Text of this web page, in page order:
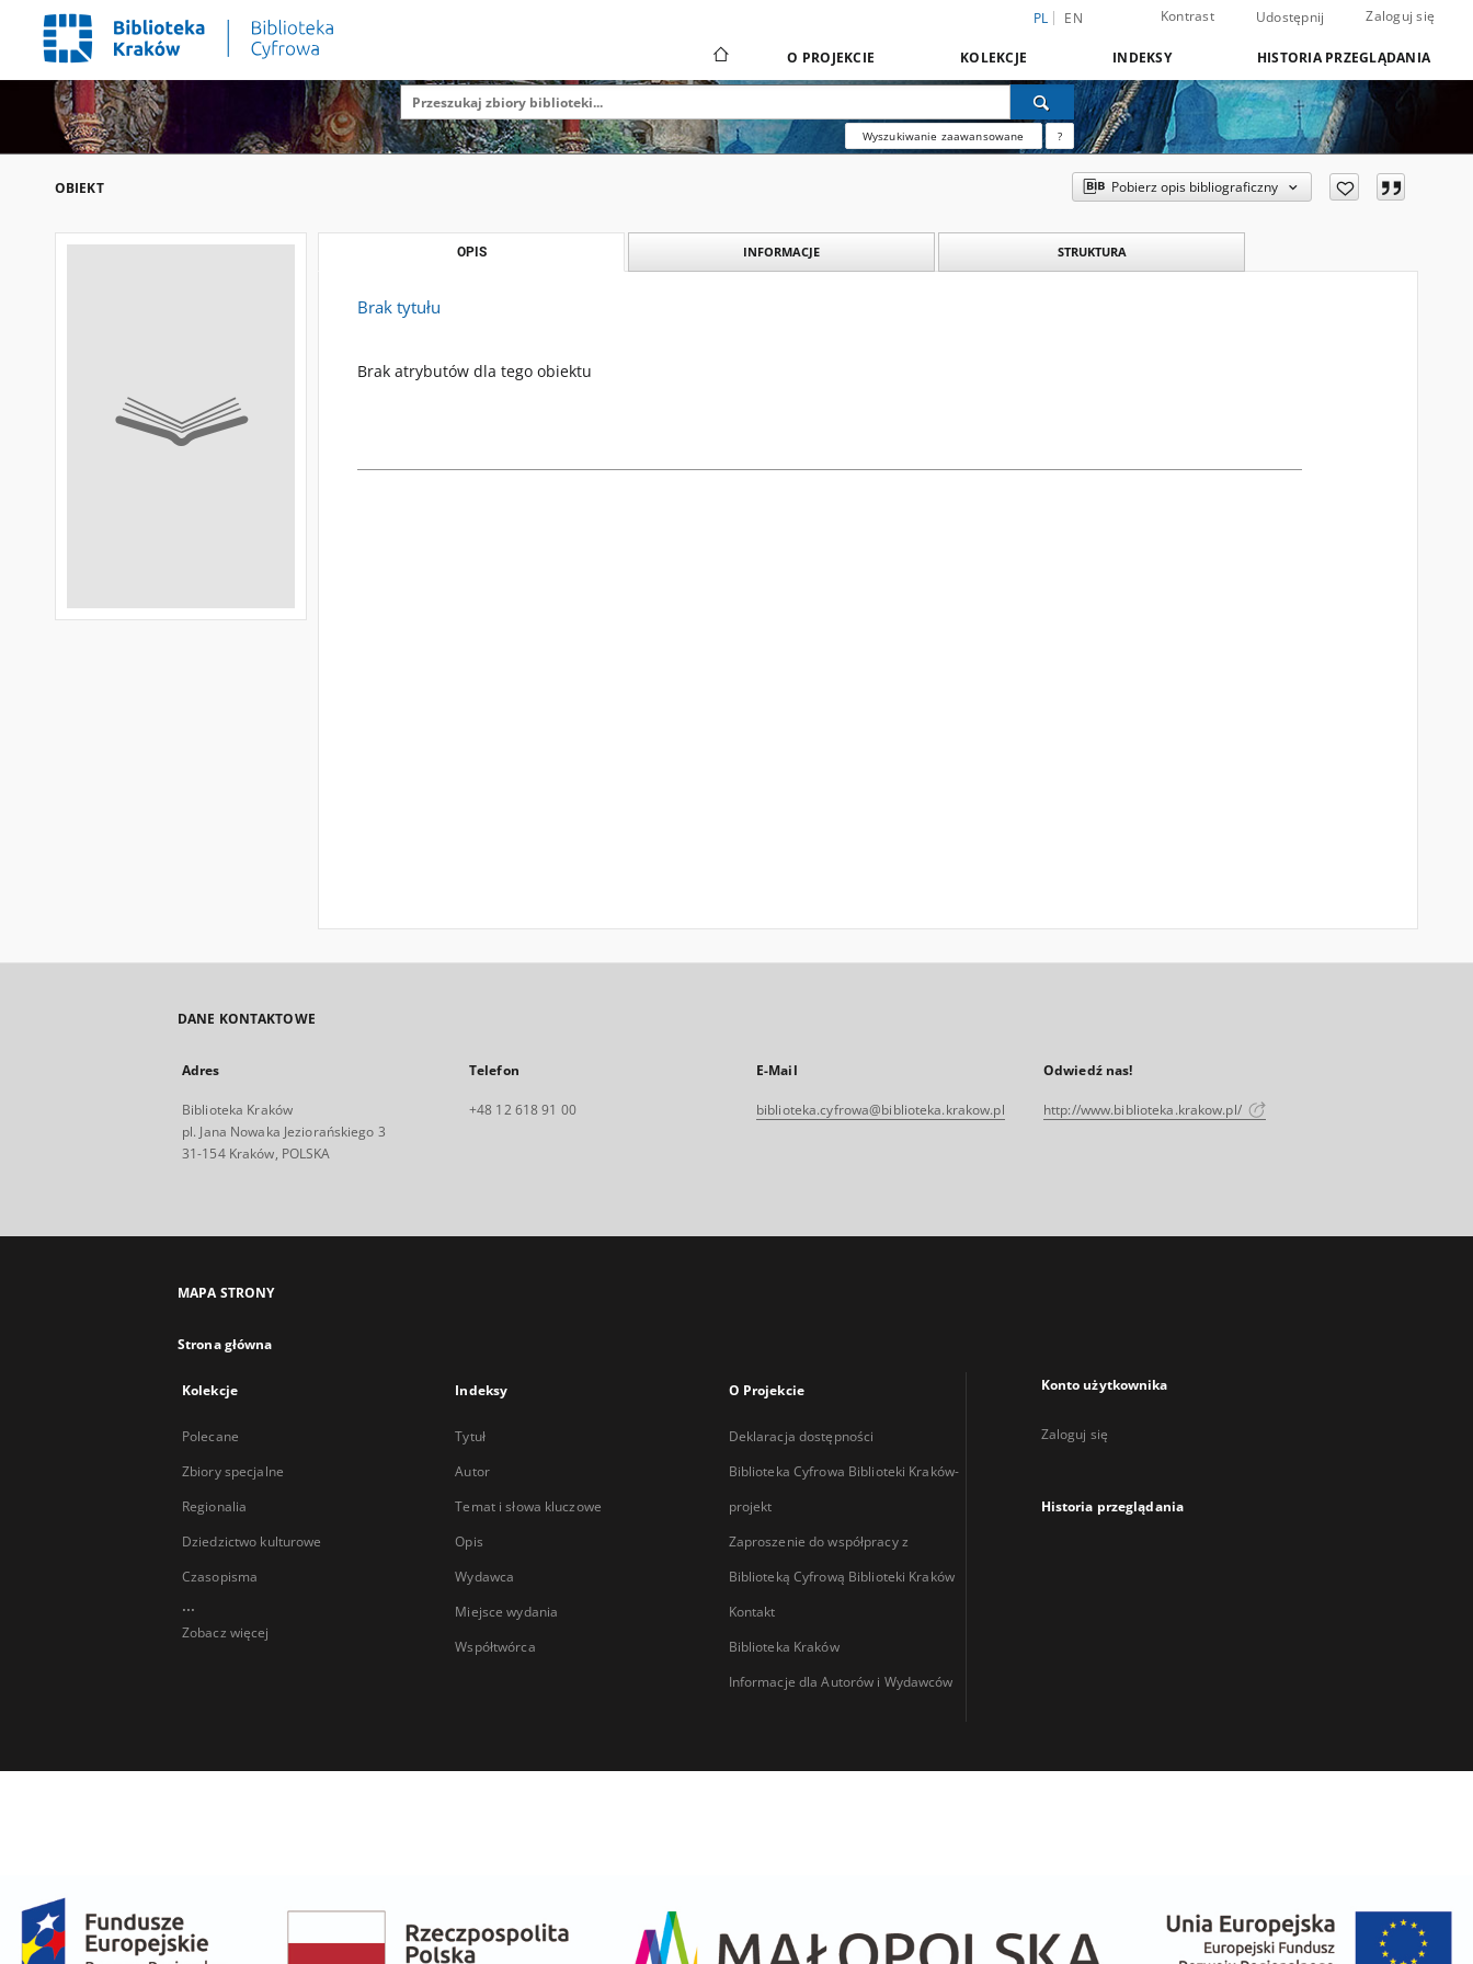
PL EN Kontrast Udostępnij Zaloguj się
O PROJEKCIE KOLEKCJE INDEKSY HISTORIA PRZEGLĄDANIA
Wyszukiwanie zaawansowane ?
OBIEKT Pobierz opis bibliograficzny
OPIS INFORMACJE STRUKTURA
Brak tytułu
Brak atrybutów dla tego obiektu
DANE KONTAKTOWE
Adres
Biblioteka Kraków
pl. Jana Nowaka Jeziorańskiego 3
31-154 Kraków, POLSKA
Telefon
+48 12 618 91 00
E-Mail
biblioteka.cyfrowa@biblioteka.krakow.pl
Odwiedź nas!
http://www.biblioteka.krakow.pl/
MAPA STRONY
Strona główna
Kolekcje
Polecane
Zbiory specjalne
Regionalia
Dziedzictwo kulturowe
Czasopisma
...
Zobacz więcej
Indeksy
Tytuł
Autor
Temat i słowa kluczowe
Opis
Wydawca
Miejsce wydania
Współtwórca
O Projekcie
Deklaracja dostępności
Biblioteka Cyfrowa Biblioteki Kraków-
projekt
Zaproszenie do współpracy z
Biblioteką Cyfrową Biblioteki Kraków
Kontakt
Biblioteka Kraków
Informacje dla Autorów i Wydawców
Konto użytkownika
Zaloguj się
Historia przeglądania